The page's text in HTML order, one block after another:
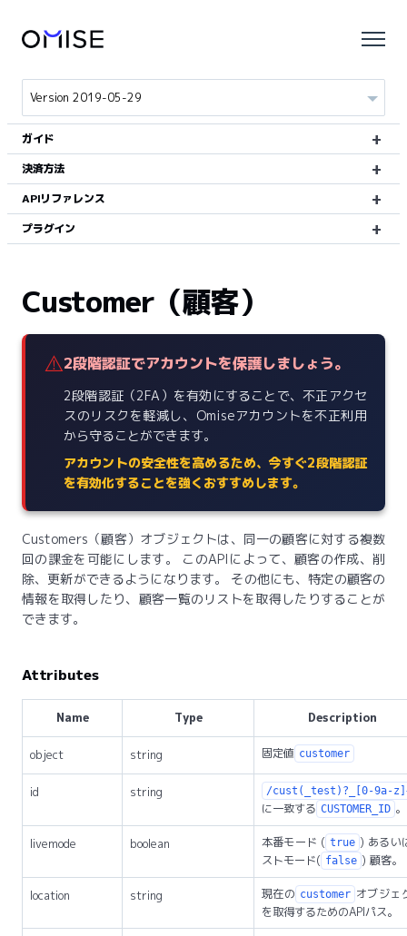
ガイド
決済方法
APIリファレンス
プラグイン
Customer（顧客）
⚠️2段階認証でアカウントを保護しましょう。
2段階認証（2FA）を有効にすることで、不正アクセ
スのリスクを軽減し、Omiseアカウントを不正利用
から守ることができます。
アカウントの安全性を高めるため、今すぐ2段階認証
を有効化することを強くおすすめします。
Customers（顧客）オブジェクトは、同一の顧客に対する複数
回の課金を可能にします。 このAPIによって、顧客の作成、削
除、更新ができるようになります。 その他にも、特定の顧客の
情報を取得したり、顧客一覧のリストを取得したりすることが
できます。
Attributes
Name Type Description
object string 固定値 customer
id string /cust(_test)?_[0-9a-
に一致する CUSTOMER_ID 。
livemode boolean 本番モード ( true ) あるい
ストモード( false ) 顧客。
location string 現在の customer オブジェ
を取得するためのAPIパス。